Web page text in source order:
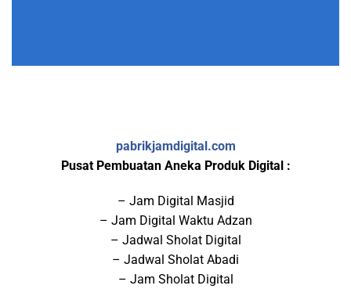
pabrikjamdigital.com
Pusat Pembuatan Aneka Produk Digital :
– Jam Digital Masjid
– Jam Digital Waktu Adzan
– Jadwal Sholat Digital
– Jadwal Sholat Abadi
– Jam Sholat Digital